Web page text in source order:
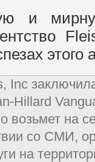
и
этого
Inc
Hillard
возьмет на
со СМИ,
на